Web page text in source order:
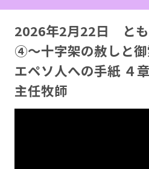
2026年2月22日 とも
④〜十字架の赦しと
エペソ人への手紙 ４
主任牧師